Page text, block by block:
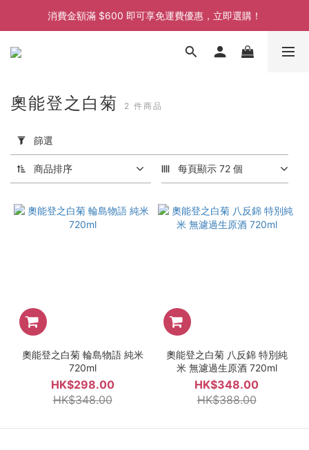
消費金額滿 $600 即可享免運費優惠，立即選購！
消費金額滿 $600 即可享免運費優惠，立即選購！
消費金額滿 $600 即可享免運費優惠，立即選購！
用
選
價格
奧能登之白菊 2 件商品
篩選
商品排序 每頁顯示 72 個
奧能登之白菊 輪島物語 純米
720ml
HK$298.00
HK$348.00
奧能登之白菊 八反錦 特別純
米 無濾過生原酒 720ml
HK$348.00
HK$388.00